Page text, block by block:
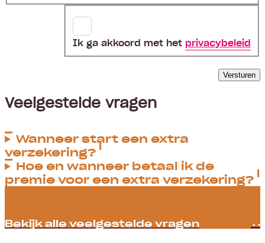
Ik ga akkoord met het privacybeleid
Versturen
Veelgestelde vragen
Wanneer start een extra
verzekering?
Hoe en wanneer betaal ik de
premie voor een extra verzekering?
Bekijk alle veelgestelde vragen